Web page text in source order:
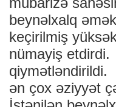
beynəlxalq
keçirilmiş
nümayiş etdirdi.
qiymətləndirildi.
ən çox əziyyət